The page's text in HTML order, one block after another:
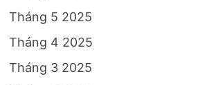
Tháng 5 2025
Tháng 4 2025
Tháng 3 2025